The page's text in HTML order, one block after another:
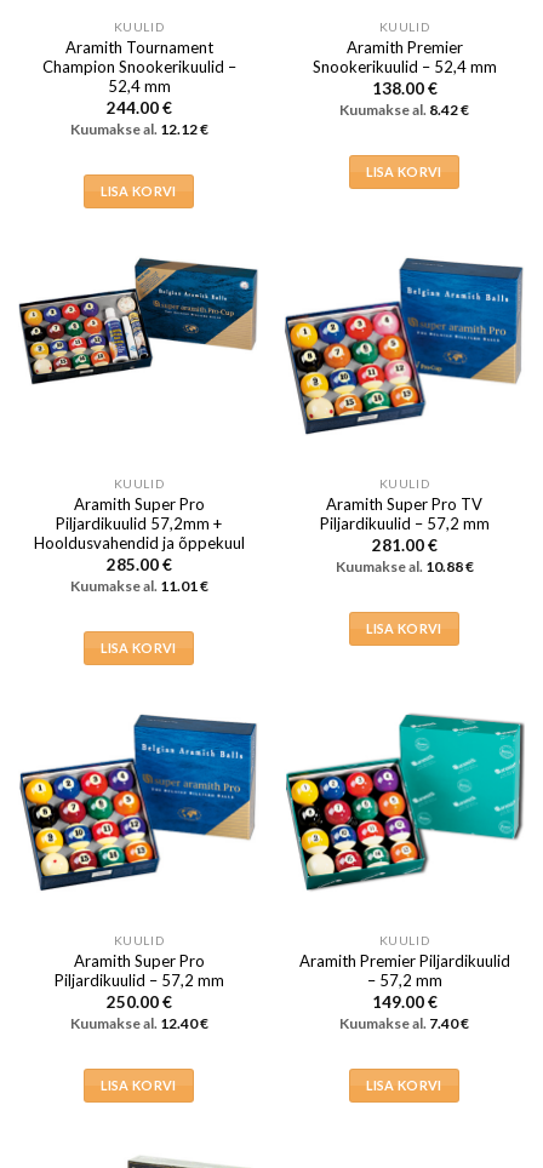
KUULID
Aramith Tournament
Champion Snookerikuulid –
52,4 mm
244.00€
Kuumakse al. 12.12€
LISA KORVI
KUULID
Aramith Premier
Snookerikuulid – 52,4 mm
138.00€
Kuumakse al. 8.42€
LISA KORVI
KUULID
Aramith Super Pro
Piljardikuulid 57,2mm +
Hooldusvahendid ja õppekuul
285.00€
Kuumakse al. 11.01€
LISA KORVI
KUULID
Aramith Super Pro TV
Piljardikuulid – 57,2 mm
281.00€
Kuumakse al. 10.88€
LISA KORVI
KUULID
Aramith Super Pro
Piljardikuulid – 57,2 mm
250.00€
Kuumakse al. 12.40€
LISA KORVI
KUULID
Aramith Premier Piljardikuulid
– 57,2 mm
149.00€
Kuumakse al. 7.40€
LISA KORVI